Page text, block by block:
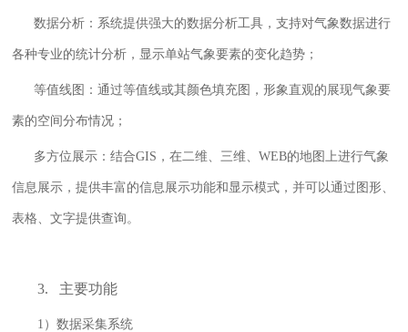
数据分析：系统提供强大的数据分析工具，支持对气象数据进行
各种专业的统计分析，显示单站气象要素的变化趋势；
等值线图：通过等值线或其颜色填充图，形象直观的展现气象要
素的空间分布情况；
多方位展示：结合GIS，在二维、三维、WEB的地图上进行气象
信息展示，提供丰富的信息展示功能和显示模式，并可以通过图形、
表格、文字提供查询。
3. 主要功能
1）数据采集系统